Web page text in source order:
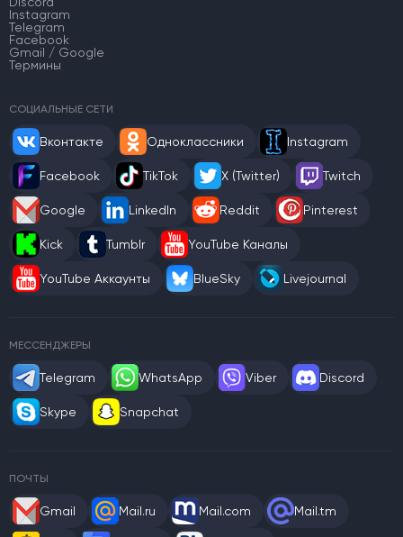
Instagram
Telegram
Facebook
Gmail / Google
Термины
СОЦИАЛЬНЫЕ СЕТИ
Вконтакте Одноклассники Instagram
Facebook TikTok X (Twitter) Twitch
Google LinkedIn Reddit Pinterest
Kick Tumblr YouTube Каналы
YouTube Аккаунты BlueSky Livejournal
МЕССЕНДЖЕРЫ
Telegram WhatsApp Viber Discord
Skype Snapchat
ПОЧТЫ
Gmail Mail.ru Mail.com Mail.tm